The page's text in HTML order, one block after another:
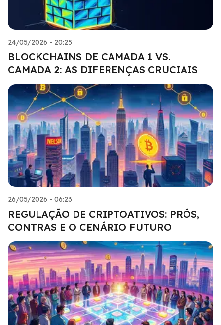
24/05/2026 - 20:25
BLOCKCHAINS DE CAMADA 1 VS.
CAMADA 2: AS DIFERENÇAS CRUCIAIS
26/05/2026 - 06:23
REGULAÇÃO DE CRIPTOATIVOS: PRÓS,
CONTRAS E O CENÁRIO FUTURO